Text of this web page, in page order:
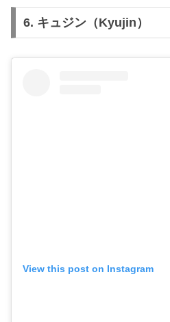
6. キュジン（Kyujin）
View this post on Instagram